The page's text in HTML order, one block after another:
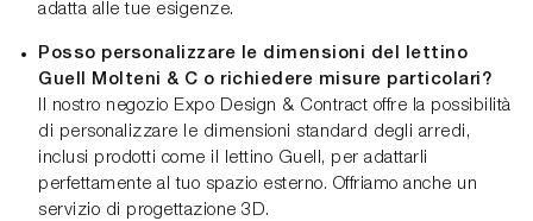
adatta alle tue esigenze.
Posso personalizzare le dimensioni del lettino
Guell Molteni & C o richiedere misure particolari?
Il nostro negozio Expo Design & Contract offre la possibilità
di personalizzare le dimensioni standard degli arredi,
inclusi prodotti come il lettino Guell, per adattarli
perfettamente al tuo spazio esterno. Offriamo anche un
servizio di progettazione 3D.